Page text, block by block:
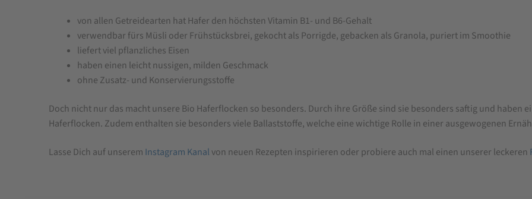
von allen Getreidearten hat Hafer den höchsten Vitamin B1- und B6-Gehalt
verwendbar fürs Müsli oder Frühstücksbrei, gekocht als Porrigde, gebacken als Granola, puriert im Smoothie
liefert viel pflanzliches Eisen
haben einen leicht nussigen, milden Geschmack
ohne Zusatz- und Konservierungsstoffe
Doch nicht nur das macht unsere Bio Haferflocken so besonders. Durch ihre Größe sind sie besonders saftig und haben
Haferflocken. Zudem enthalten sie besonders viele Ballaststoffe, welche eine wichtige Rolle in einer ausgewogenen
Lasse Dich auf unserem Instagram Kanal von neuen Rezepten inspirieren oder probiere auch mal einen unserer leckeren